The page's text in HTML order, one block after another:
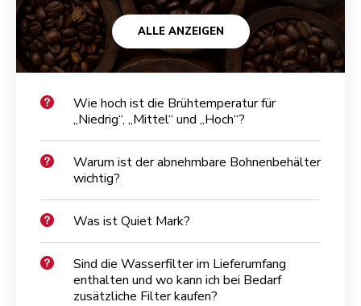
ALLE ANZEIGEN
Wie hoch ist die Brühtemperatur für
„Niedrig“, „Mittel“ und „Hoch“?
Warum ist der abnehmbare Bohnenbehälter
wichtig?
Was ist Quiet Mark?
Sind die Wasserfilter im Lieferumfang
enthalten und wo kann ich bei Bedarf
zusätzliche Filter kaufen?